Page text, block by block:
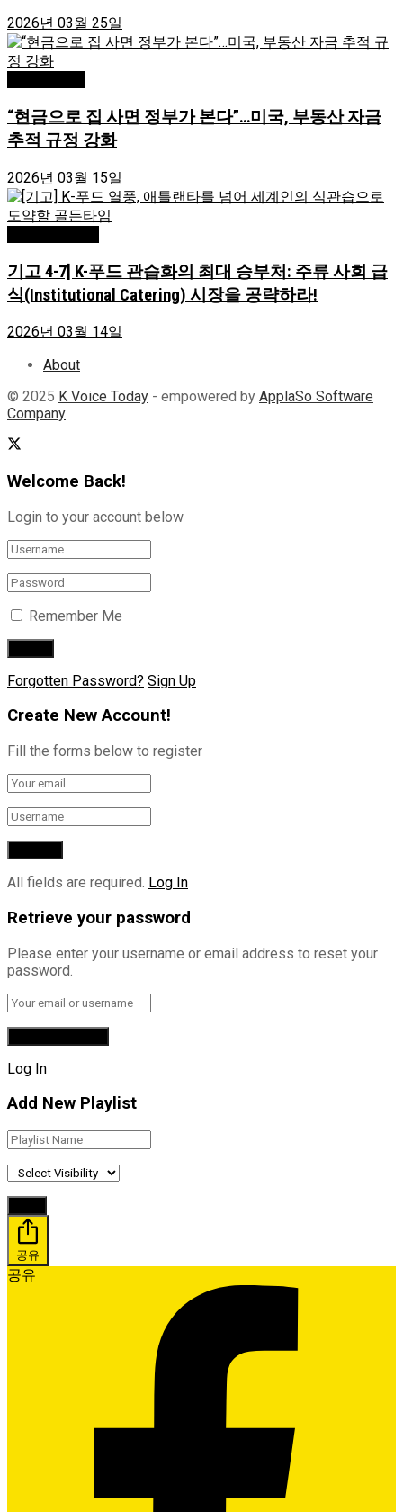
2026년 03월 25일
“현금으로 집 사면 정부가 본다”…미국, 부동산 자금
추적 규정 강화
2026년 03월 15일
기고 4-7] K-푸드 관습화의 최대 승부처: 주류 사회 급
식(Institutional Catering) 시장을 공략하라!
2026년 03월 14일
About
© 2025 K Voice Today - empowered by ApplaSo Software
Company
Welcome Back!
Login to your account below
Remember Me
Forgotten Password? Sign Up
Create New Account!
Fill the forms below to register
All fields are required. Log In
Retrieve your password
Please enter your username or email address to reset your
password.
Log In
Add New Playlist
공유
공유